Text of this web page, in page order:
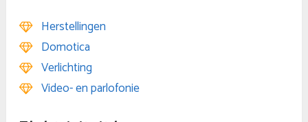
Herstellingen
Domotica
Verlichting
Video- en parlofonie